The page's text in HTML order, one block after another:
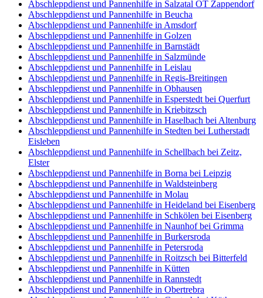
Abschleppdienst und Pannenhilfe in Salzatal OT Zappendorf
Abschleppdienst und Pannenhilfe in Beucha
Abschleppdienst und Pannenhilfe in Amsdorf
Abschleppdienst und Pannenhilfe in Golzen
Abschleppdienst und Pannenhilfe in Barnstädt
Abschleppdienst und Pannenhilfe in Salzmünde
Abschleppdienst und Pannenhilfe in Leislau
Abschleppdienst und Pannenhilfe in Regis-Breitingen
Abschleppdienst und Pannenhilfe in Obhausen
Abschleppdienst und Pannenhilfe in Esperstedt bei Querfurt
Abschleppdienst und Pannenhilfe in Kriebitzsch
Abschleppdienst und Pannenhilfe in Haselbach bei Altenburg
Abschleppdienst und Pannenhilfe in Stedten bei Lutherstadt
Eisleben
Abschleppdienst und Pannenhilfe in Schellbach bei Zeitz,
Elster
Abschleppdienst und Pannenhilfe in Borna bei Leipzig
Abschleppdienst und Pannenhilfe in Waldsteinberg
Abschleppdienst und Pannenhilfe in Molau
Abschleppdienst und Pannenhilfe in Heideland bei Eisenberg
Abschleppdienst und Pannenhilfe in Schkölen bei Eisenberg
Abschleppdienst und Pannenhilfe in Naunhof bei Grimma
Abschleppdienst und Pannenhilfe in Burkersroda
Abschleppdienst und Pannenhilfe in Petersroda
Abschleppdienst und Pannenhilfe in Roitzsch bei Bitterfeld
Abschleppdienst und Pannenhilfe in Kütten
Abschleppdienst und Pannenhilfe in Rannstedt
Abschleppdienst und Pannenhilfe in Obertrebra